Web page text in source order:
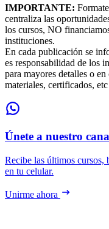
IMPORTANTE:
centraliza las
los cursos, NO
instituciones.
En cada publicación se
es responsabilidad de los
para mayores detalles o
materiales, certificados, etc
Únete a nuestro
Recibe las últimos cursos,
en tu celular.
Unirme ahora